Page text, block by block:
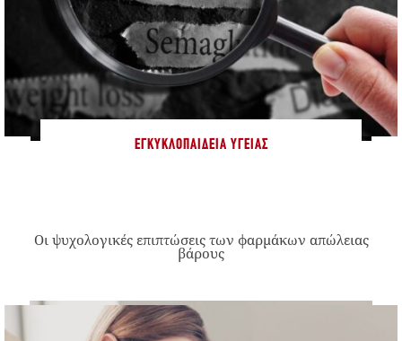
ΕΓΚΥΚΛΟΠΑΊΔΕΙΑ ΥΓΕΊΑΣ
Οι ψυχολογικές επιπτώσεις των φαρμάκων απώλειας
βάρους